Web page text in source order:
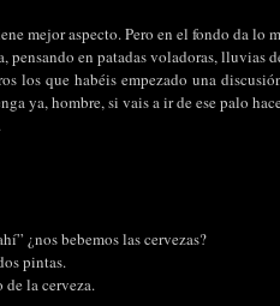
mejor aspecto. Pero en el fondo da lo
pensando en patadas voladoras, lluvias
los que habéis empezado una
ya, hombre, si vais a ir de ese palo
¿nos bebemos las cervezas?
pintas.
de la cerveza.